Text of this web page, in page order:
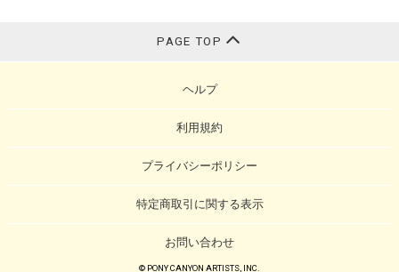
PAGE TOP
ヘルプ
利用規約
プライバシーポリシー
特定商取引に関する表示
お問い合わせ
© PONY CANYON ARTISTS, INC.